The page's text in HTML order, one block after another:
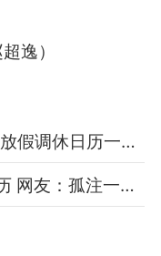
逸）
2025假期放假时间表 2025年放假调休日历一览表
中科院博士还原被骗至缅甸经历 网友：孤注一掷现实版